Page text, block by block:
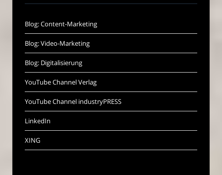
Blog: Content-Marketing
Blog: Video-Marketing
Blog: Digitalisierung
YouTube Channel Verlag
YouTube Channel industryPRESS
LinkedIn
XING